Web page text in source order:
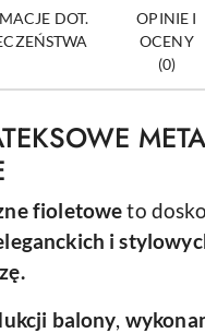
DOT.
OPINIE I
OCENY
(0)
fioletoweto
i
balony,